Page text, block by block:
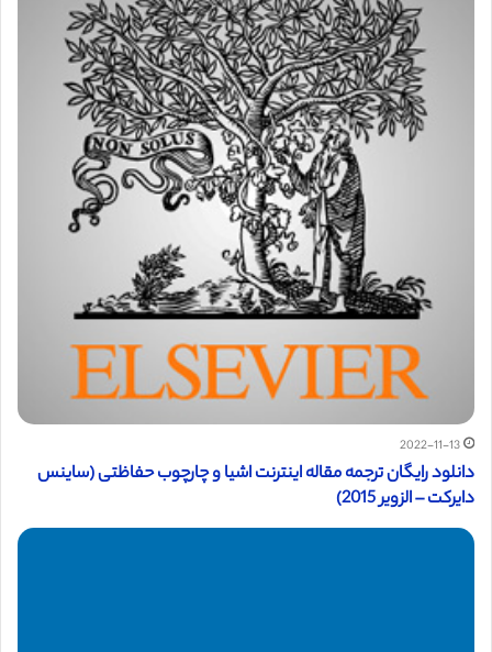
2022-11-13
دانلود رایگان ترجمه مقاله اینترنت اشیا و چارچوب حفاظتی (ساینس
دایرکت – الزویر 2015)